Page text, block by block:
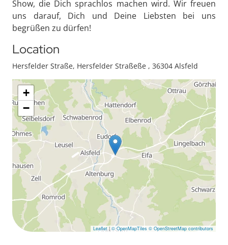
Show, die Dich sprachlos machen wird. Wir freuen
uns darauf, Dich und Deine Liebsten bei uns
begrüßen zu dürfen!
Location
Hersfelder Straße, Hersfelder Straßeße , 36304 Alsfeld
+
−
Leaflet | © OpenMapTiles © OpenStreetMap contributors